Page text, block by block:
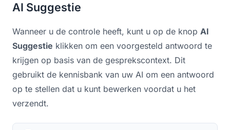
AI Suggestie
Wanneer u de controle heeft, kunt u op de knop AI
Suggestie klikken om een voorgesteld antwoord te
krijgen op basis van de gesprekscontext. Dit
gebruikt de kennisbank van uw AI om een antwoord
op te stellen dat u kunt bewerken voordat u het
verzendt.